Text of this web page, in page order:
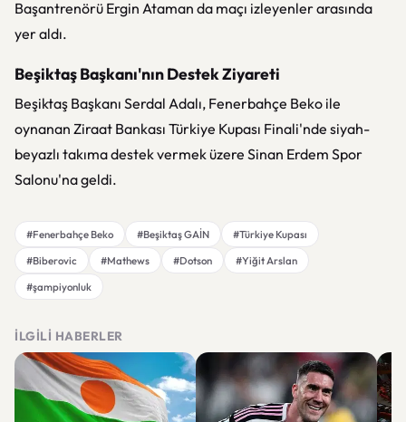
Başantrenörü Ergin Ataman da maçı izleyenler arasında
yer aldı.
Beşiktaş Başkanı'nın Destek Ziyareti
Beşiktaş Başkanı Serdal Adalı, Fenerbahçe Beko ile
oynanan Ziraat Bankası Türkiye Kupası Finali'nde siyah-
beyazlı takıma destek vermek üzere Sinan Erdem Spor
Salonu'na geldi.
#Fenerbahçe Beko #Beşiktaş GAİN
#Türkiye Kupası
#Biberovic
#Mathews #Dotson
#Yiğit Arslan
#şampiyonluk
İLGILI HABERLER